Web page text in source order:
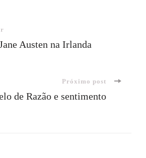
Austen na Irlanda
Próximo post
de Razão e sentimento